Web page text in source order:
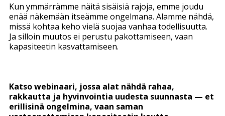
Kun ymmärrämme näitä sisäisiä rajoja, emme joudu
enää näkemään itseämme ongelmana. Alamme nähdä,
missä kohtaa keho vielä suojaa vanhaa todellisuutta.
Ja silloin muutos ei perustu pakottamiseen, vaan
kapasiteetin kasvattamiseen.
Katso webinaari, jossa alat nähdä rahaa,
rakkautta ja hyvinvointia uudesta suunnasta — et
erillisinä ongelmina, vaan saman